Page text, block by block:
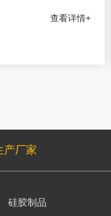
查看详情+
产厂家
硅胶制品